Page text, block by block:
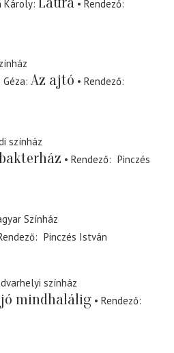
Károly
Rendező
Géza Az ajtó
Rendező
színház
Rendező
Pinczés
Színház
Pinczés István
színház
mindhalálig
Rendező